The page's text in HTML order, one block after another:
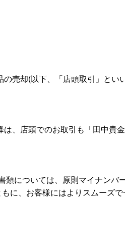
売却(以下、「店頭取引」とい
、店頭でのお取引も「田中貴
については、原則マイナンバ
に、お客様にはよりスムーズ